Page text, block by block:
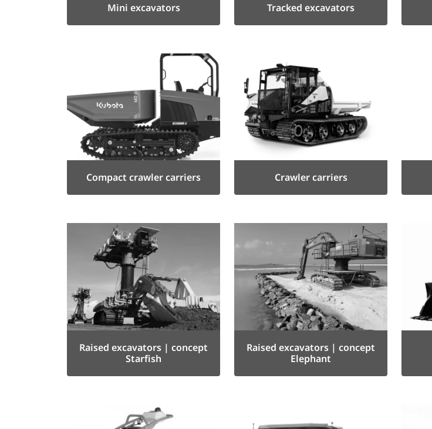
Mini excavators Tracked excavators
Compact crawler carriers Crawler carriers
Raised excavators | concept
Starfish
Raised excavators | concept
Elephant